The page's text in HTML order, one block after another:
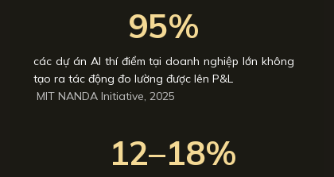
95%
các dự án AI thí điểm tại doanh nghiệp lớn không
tạo ra tác động đo lường được lên P&L
MIT NANDA Initiative, 2025
12–18%